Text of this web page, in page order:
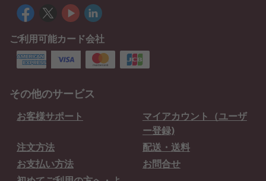
ご利用可能カード会社
その他のサービス
お客様サポート
マイアカウント（ユーザ
ー登録)
注文方法
配送・送料
お支払い方法
お問合せ